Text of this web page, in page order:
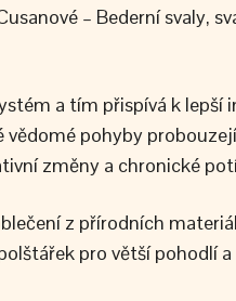
– Bederní svaly,
a tím přispívá k lepší
pohyby
změny a chronické
z přírodních
pro větší pohodlí